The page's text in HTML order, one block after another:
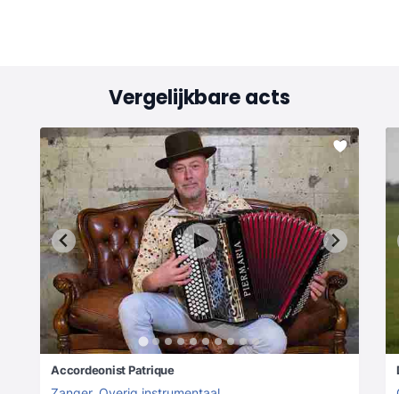
Vergelijkbare acts
Accordeonist Patrique